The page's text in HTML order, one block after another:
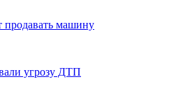
продавать машину
угрозу ДТП